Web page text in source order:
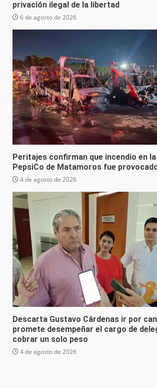
privación ilegal de la libertad
6 de agosto de 2026
Peritajes confirman que incendio en
PepsiCo de Matamoros fue
4 de agosto de 2026
Descarta Gustavo Cárdenas ir por
promete desempeñar el cargo de
cobrar un solo peso
4 de agosto de 2026